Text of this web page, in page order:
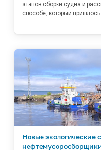
этапов сборки судна и
способе, который пришлось
Новые экологические